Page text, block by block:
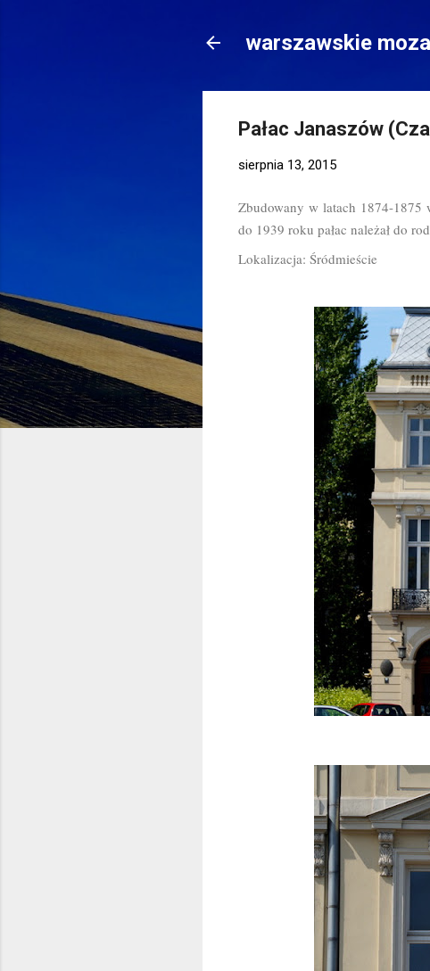
warszawskie
Pałac Janaszów
sierpnia 13, 2015
Zbudowany w latach 1874-1875
do 1939 roku pałac należał do
Lokalizacja: Śródmieście